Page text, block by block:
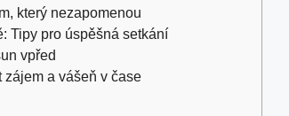
který ⁢nezapomenou
Tipy pro úspěšná ‌setkání
vpřed
zájem ‌a vášeň v čase